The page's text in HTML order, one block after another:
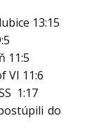
13:15
11:5
VI 11:6
1:17
do